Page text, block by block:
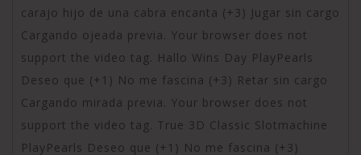
carajo hijo de una cabra encanta (+3) Jugar sin cargo
Cargando ojeada previa. Your browser does not
support the video tag. Hallo Wins Day PlayPearls
Deseo que (+1) No me fascina (+3) Retar sin cargo
Cargando mirada previa. Your browser does not
support the video tag. True 3D Classic Slotmachine
PlayPearls Deseo que (+1) No me fascina (+3)